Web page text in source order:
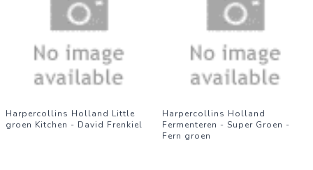
Harpercollins Holland Little
groen Kitchen - David Frenkiel
Harpercollins Holland
Fermenteren - Super Groen -
Fern groen